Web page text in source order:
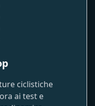
ciclistiche
ai test e